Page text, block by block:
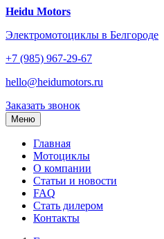
Перейти
содержанию
Heidu Motors
Электромотоциклы в Белгороде
+7 (985) 967-29-67
hello@heidumotors.ru
Заказать звонок
Меню
Главная
Мотоциклы
О компании
Статьи и новости
FAQ
Стать дилером
Контакты